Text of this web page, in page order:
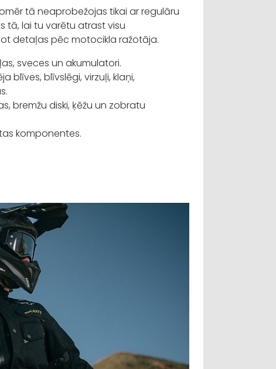
tā neaprobežojas tikai ar regulāru
tā, lai tu varētu atrast visu
detaļas pēc motocikla ražotāja.
sveces un akumulatori.
blīves, blīvslēgi, virzuļi, klaņi,
bremžu diski, ķēžu un zobratu
komponentes.